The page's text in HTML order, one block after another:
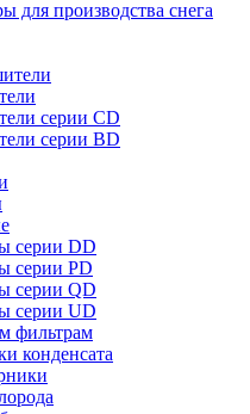
для производства снега
серии CD
серии BD
серии DD
серии PD
серии QD
серии UD
фильтрам
конденсата